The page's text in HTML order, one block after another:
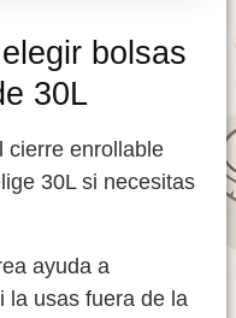
bolsas
30L
cierre enrollable
30L si necesitas
ayuda a
la usas fuera de la